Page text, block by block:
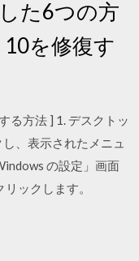
た6つの方
を修復す
る方法 ] 1. デスクトッ
、表示されたメニュ
の設定」画面
ックします。